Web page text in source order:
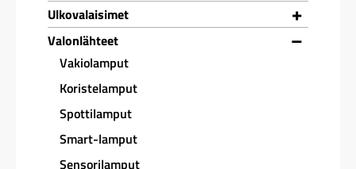
+
Ulkovalaisimet
–
Valonlähteet
Vakiolamput
Koristelamput
Spottilamput
Smart-lamput
Sensorilamput